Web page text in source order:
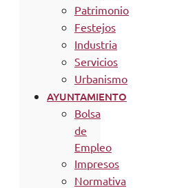
Patrimonio
Festejos
Industria
Servicios
Urbanismo
AYUNTAMIENTO
Bolsa
de
Empleo
Impresos
Normativa